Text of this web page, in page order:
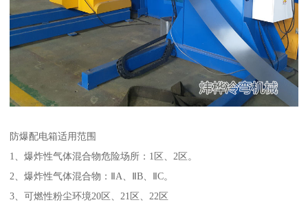
防爆配电箱适用范围
1、爆炸性气体混合物危险场所：1区、2区。
2、爆炸性气体混合物：ⅡA、ⅡB、ⅡC。
3、可燃性粉尘环境20区、21区、22区